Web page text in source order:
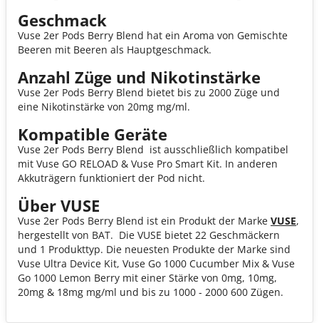
Geschmack
Vuse 2er Pods Berry Blend hat ein Aroma von Gemischte
Beeren mit Beeren als Hauptgeschmack.
Anzahl Züge und Nikotinstärke
Vuse 2er Pods Berry Blend bietet bis zu 2000 Züge und
eine Nikotinstärke von 20mg mg/ml.
Kompatible Geräte
Vuse 2er Pods Berry Blend ist ausschließlich kompatibel
mit Vuse GO RELOAD & Vuse Pro Smart Kit. In anderen
Akkuträgern funktioniert der Pod nicht.
Über VUSE
Vuse 2er Pods Berry Blend ist ein Produkt der Marke VUSE,
hergestellt von BAT. Die VUSE bietet 22 Geschmäckern
und 1 Produkttyp. Die neuesten Produkte der Marke sind
Vuse Ultra Device Kit, Vuse Go 1000 Cucumber Mix & Vuse
Go 1000 Lemon Berry mit einer Stärke von 0mg, 10mg,
20mg & 18mg mg/ml und bis zu 1000 - 2000 600 Zügen.